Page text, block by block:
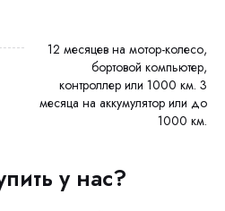
12 месяцев на мотор-колесо,
бортовой компьютер,
контроллер или 1000 км. 3
месяца на аккумулятор или до
1000 км.
у нас?